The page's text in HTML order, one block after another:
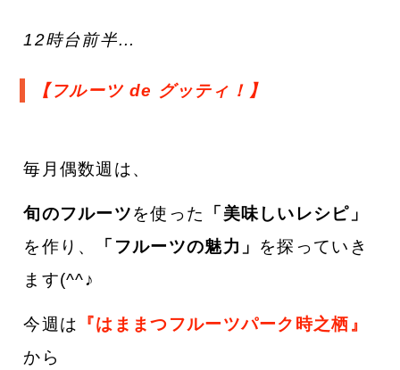
12時台前半…
【フルーツ de グッティ！ 】
毎月偶数週は、
旬のフルーツを使った
「美味しいレシピ」
を作り、
「フルーツの魅力」 を探っていき
ます(^^♪
今週は
『はままつフルーツパーク時之栖』
から